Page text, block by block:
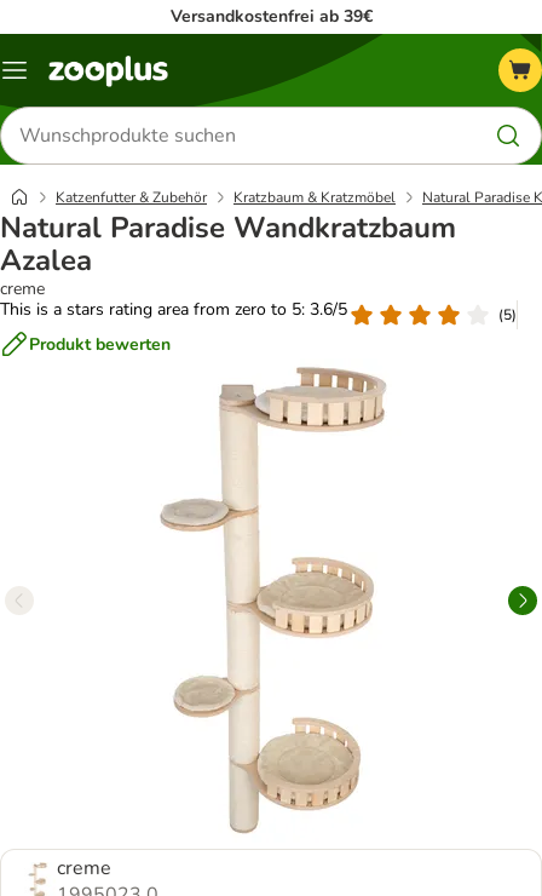
Versandkostenfrei ab 39€
Menü
Produkte
suchen
Katzenfutter & Zubehör Kratzbaum & Kratzmöbel Natural Paradise
Natural Paradise Wandkratzbaum
Azalea
creme
This is a stars rating area from zero to 5: 3.6/5
(5)
Produkt bewerten
creme